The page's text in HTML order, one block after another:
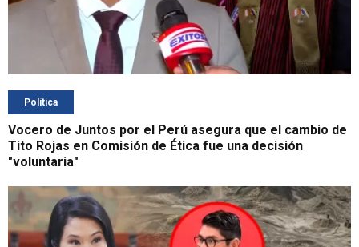
Política
Vocero de Juntos por el Perú asegura que el cambio de
Tito Rojas en Comisión de Ética fue una decisión
"voluntaria"